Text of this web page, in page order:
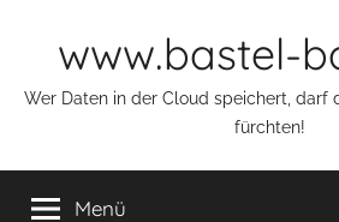
www.bastel-
Wer Daten in der Cloud speichert, darf
fürchten!
Menü